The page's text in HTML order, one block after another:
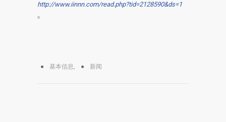
http://www.iinnn.com/read.php?tid=2128590&ds=1
。
基本信息 新闻